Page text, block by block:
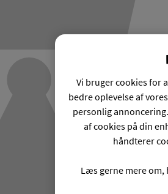
Vi bruger cookies for
bedre oplevelse af
personlig
af cookies på din
håndterer
Læs gerne mere